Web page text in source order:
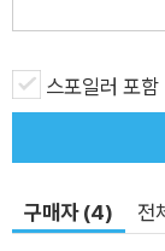
보이는 개인사적
들은 다 보이지 않
다른 상처에 닿”
세계와의 조우의
세상이 반드시 새
스포일러 포함
구매자 (4) 전